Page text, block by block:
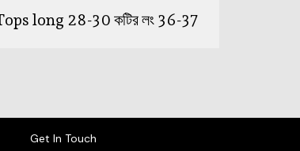
Tops long 28-30 কটির লং 36-37
Get In Touch